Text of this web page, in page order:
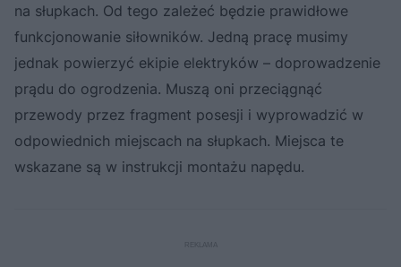
na słupkach. Od tego zależeć będzie prawidłowe
funkcjonowanie siłowników. Jedną pracę musimy
jednak powierzyć ekipie elektryków – doprowadzenie
prądu do ogrodzenia. Muszą oni przeciągnąć
przewody przez fragment posesji i wyprowadzić w
odpowiednich miejscach na słupkach. Miejsca te
wskazane są w instrukcji montażu napędu.